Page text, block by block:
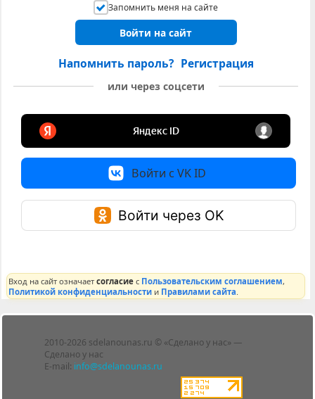
Запомнить меня на сайте
Войти на сайт
Напомнить пароль? Регистрация
или через соцсети
Войти с VK ID
Войти через OK
Вход на сайт означаетсогласие с Пользовательским соглашением,
Политикой конфиденциальности и Правилами сайта
2010-2026 sdelanounas.ru © «Сделано у нас» —
Сделано у нас
E-mail: info@sdelanounas.ru
Блоги
Люди
Политика